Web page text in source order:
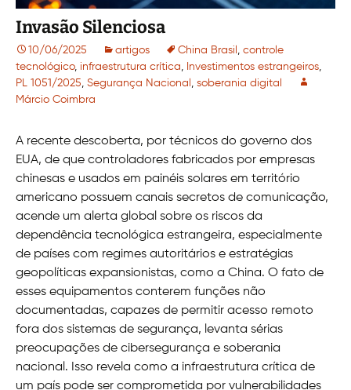
Invasão Silenciosa
10/06/2025 artigos China Brasil
controle
tecnológico, infraestrutura crítica Investimentos estrangeiros
PL 1051/2025 Segurança Nacional
soberania digital
Márcio Coimbra
A recente descoberta, por técnicos do governo dos
EUA, de que controladores fabricados por empresas
chinesas e usados em painéis solares em território
americano possuem canais secretos de comunicação,
acende um alerta global sobre os riscos da
dependência tecnológica estrangeira, especialmente
de países com regimes autoritários e estratégias
geopolíticas expansionistas, como a China. O fato de
esses equipamentos conterem funções não
documentadas, capazes de permitir acesso remoto
fora dos sistemas de segurança, levanta sérias
preocupações de cibersegurança e soberania
nacional. Isso revela como a infraestrutura crítica de
um país pode ser comprometida por vulnerabilidades